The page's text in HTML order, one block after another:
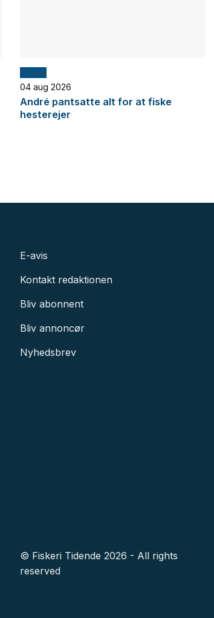
Fiskeri
04 aug 2026
André pantsatte alt for at fiske
hesterejer
E-avis
Kontakt redaktionen
Bliv abonnent
Bliv annoncør
Nyhedsbrev
© Fiskeri Tidende 2026 - All rights
reserved